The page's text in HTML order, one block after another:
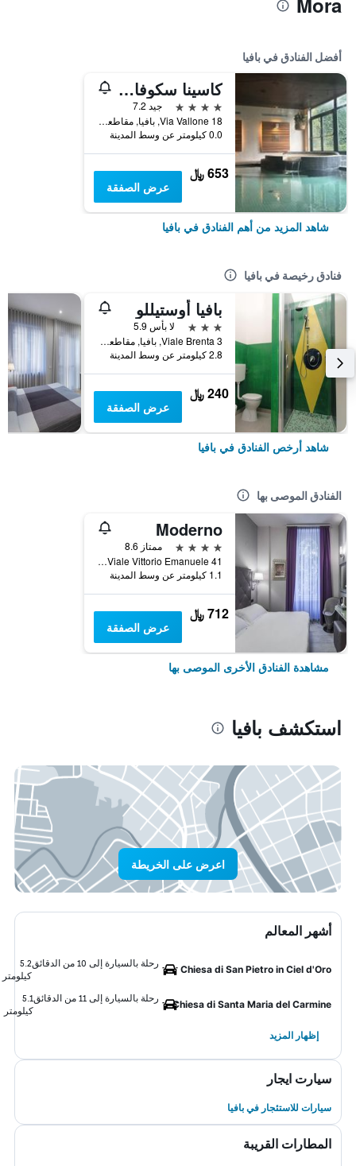
أفضل الفنادق في بافيا
كاسينا سكوفا ريزورت
4 نجوم
جيد 7.2
Via Vallone 18, بافيا, مقاطعة بافيا, إيطاليا
0.0 كيلومتر عن وسط المدينة
653 ﷼
عرض الصفقة
شاهد المزيد من أهم الفنادق في بافيا
فنادق رخيصة في بافيا
بافيا أوستيللو
3 نجوم
لا بأس 5.9
Viale Brenta 3, بافيا, مقاطعة بافيا, إيطاليا
2.8 كيلومتر عن وسط المدينة
240 ﷼
عرض الصفقة
شاهد أرخص الفنادق في بافيا
الفنادق الموصى بها
Moderno
4 نجوم
ممتاز 8.6
Viale Vittorio Emanuele 41, بافيا, مقاطعة بافيا, إيطاليا
1.1 كيلومتر عن وسط المدينة
712 ﷼
عرض الصفقة
مشاهدة الفنادق الأخرى الموصى بها
استكشف بافيا
اعرض على الخريطة
أشهر المعالم
Chiesa di San Pietro in Ciel d'Oro
رحلة بالسيارة إلى 10 من الدقائق
5.2
كيلومتر
Chiesa di Santa Maria del Carmine
رحلة بالسيارة إلى 11 من الدقائق
5.1
كيلومتر
إظهار المزيد
سيارت ايجار
سيارات للاستئجار في بافيا
المطارات القريبة